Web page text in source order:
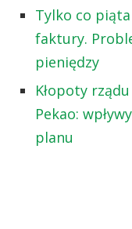
Tylko co
faktury.
pieniędzy
Kłopoty
Pekao:
planu